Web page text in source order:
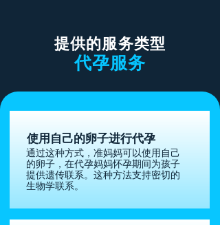
提供的服务类型
代孕服务
使用自己的卵子进行代孕
通过这种方式，准妈妈可以使用自己
的卵子，在代孕妈妈怀孕期间为孩子
提供遗传联系。这种方法支持密切的
生物学联系。